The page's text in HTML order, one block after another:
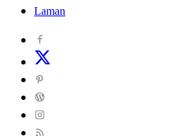
Laman